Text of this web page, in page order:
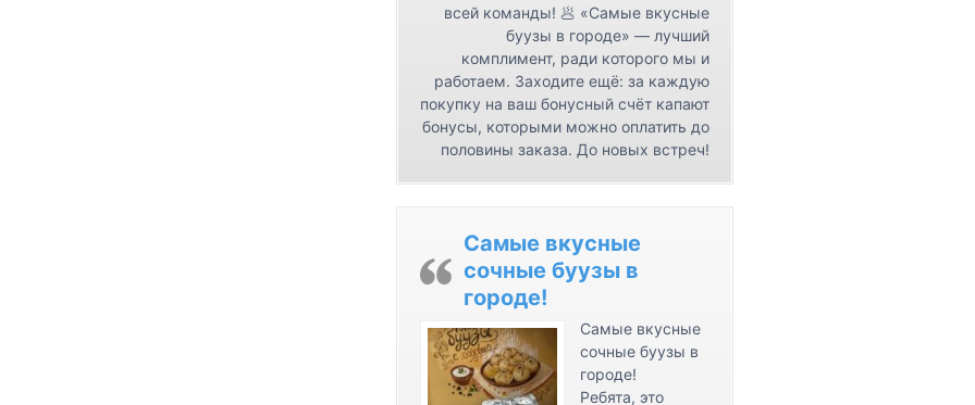
н
т
а
к
т
ы
всей команды! 🥟 «Самые вкусные
буузы в городе» — лучший
комплимент, ради которого мы и
работаем. Заходите ещё: за каждую
покупку на ваш бонусный счёт капают
бонусы, которыми можно оплатить до
половины заказа. До новых встреч!
Самые вкусные
сочные буузы в
городе!
Самые вкусные
сочные буузы в
городе!
Ребята, это